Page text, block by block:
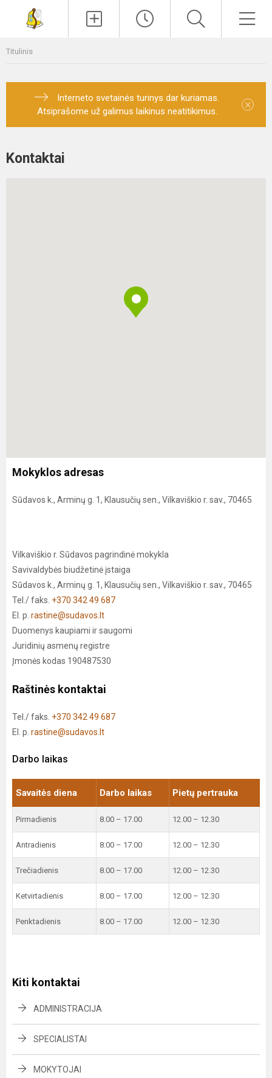
Titulinis
Interneto svetainės turinys dar kuriamas.
Atsiprašome už galimus laikinus neatitikimus.
×
Kontaktai
Mokyklos adresas
Sūdavos k., Arminų g. 1, Klausučių sen., Vilkaviškio r. sav., 70465
Vilkaviškio r. Sūdavos pagrindinė mokykla
Savivaldybės biudžetinė įstaiga
Sūdavos k., Arminų g. 1, Klausučių sen., Vilkaviškio r. sav., 70465
Tel./ faks. +370 342 49 687
El. p. rastine@sudavos.lt
Duomenys kaupiami ir saugomi
Juridinių asmenų registre
Įmonės kodas 190487530
Raštinės kontaktai
Tel./ faks. +370 342 49 687
El. p. rastine@sudavos.lt
Darbo laikas
Savaitės diena Darbo laikas Pietų pertrauka
Pirmadienis 8.00 – 17.00 12.00 – 12.30
Antradienis 8.00 – 17.00 12.00 – 12.30
Trečiadienis 8.00 – 17.00 12.00 – 12.30
Ketvirtadienis 8.00 – 17.00 12.00 – 12.30
Penktadienis 8.00 – 17.00 12.00 – 12.30
Kiti kontaktai
ADMINISTRACIJA
SPECIALISTAI
MOKYTOJAI